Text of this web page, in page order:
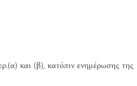
και (β), κατόπιν ενημέρωσης της